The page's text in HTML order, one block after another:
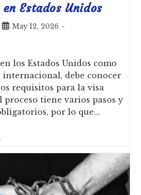
Estados Unidos
May 12, 2026
los Estados Unidos como
debe conocer
requisitos para la visa
tiene varios pasos y
por lo que…